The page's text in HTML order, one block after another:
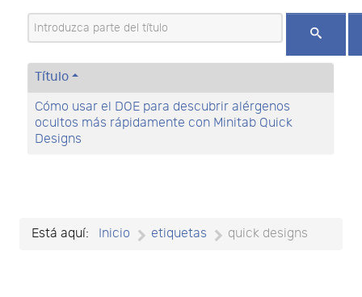
Introduzca parte del título
Título
Cómo usar el DOE para descubrir alérgenos
ocultos más rápidamente con Minitab Quick
Designs
Está aquí: Inicio etiquetas quick designs